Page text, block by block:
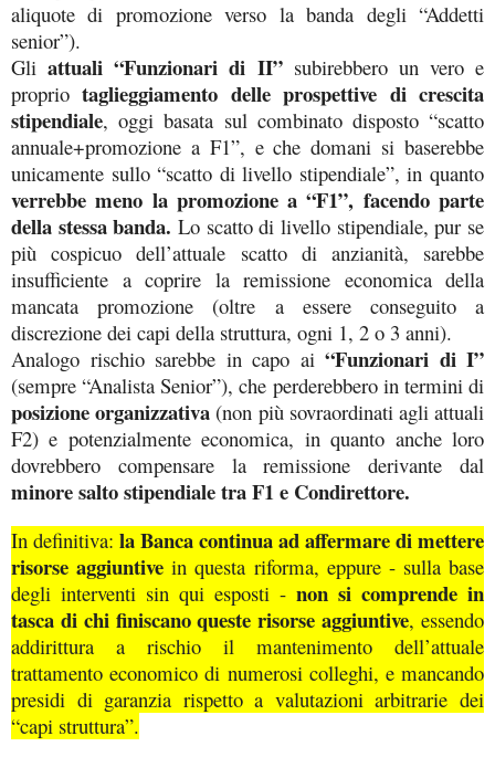
aliquote di promozione verso la banda degli “Addetti
senior”).
Gliattuali “Funzionari di II”subirebbero un vero e
propriotaglieggiamento delle prospettive di crescita
stipendiale, oggi basata sul combinato disposto “scatto
annuale+promozione a F1”, e che domani si baserebbe
unicamente sullo “scatto di livello stipendiale”, in quanto
verrebbe meno la promozione a “F1”, facendo parte
della stessa banda. Lo scatto di livello stipendiale, pur se
più cospicuo dell’attuale scatto di anzianità, sarebbe
insufficiente a coprire la remissione economica della
mancata promozione (oltre a essere conseguito a
discrezione dei capi della struttura, ogni 1, 2 o 3 anni).
Analogo rischio sarebbe in capo ai “Funzionari di I”
(sempre “Analista Senior”), che perderebbero in termini di
posizione organizzativa (non più sovraordinati agli attuali
F2) e potenzialmente economica, in quanto anche loro
dovrebbero compensare la remissione derivante dal
minore salto stipendiale tra F1 e Condirettore.
In definitiva: la Banca continua ad affermare di mettere
risorse aggiuntive in questa riforma, eppure - sulla base
degli interventi sin qui esposti - non si comprende in
tasca di chi finiscano queste risorse aggiuntive, essendo
addirittura a rischio il mantenimento dell’attuale
trattamento economico di numerosi colleghi, e mancando
presidi di garanzia rispetto a valutazioni arbitrarie dei
“capi struttura”.